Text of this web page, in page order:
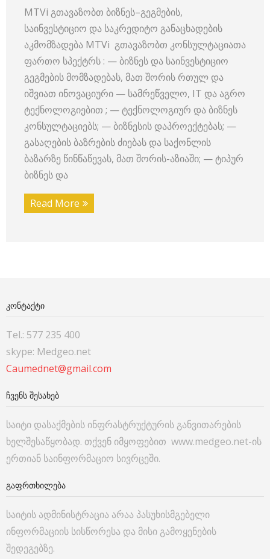
MTVi გთავაზობთ ბიზნეს–გეგმების,
საინვესტიციო და საკრედიტო განაცხადების
აკმომზადება MTVi გთავაზობთ კონსულტაციათა
ფართო სპექტრს : — ბიზნეს და საინვესტიციო
გეგმების მომზადებას, მათ შორის რთულ და
იშვიათ ინოვაციური — სამრეწველო, IT და აგრო
ტექნოლოგიებით ; — ტექნოლოგიურ და ბიზნეს
კონსულტაციებს; — ბიზნესის დაპროექტებას; —
გასაღების ბაზრების ძიებას და საქონლის
ბაზარზე წინწაწევას, მათ შორის-აზიაში; — ტიპურ
ბიზნეს და
Read More
ᲙᲝᲜᲢᲐᲥᲢᲘ
Tel.: 577 235 400
skype: Medgeo.net
Caumednet@gmail.com
ᲩᲕᲔᲜᲡ ᲨᲔᲡᲐᲮᲔᲑ
საიტი დასაქმების ინფრასტრუქტურის განვითარების
ხელშესაწყობად. თქვენ იმყოფებით www.medgeo.net-ის
ერთიან საინფორმაციო სივრცეში.
ᲒᲐᲤᲠᲗᲮᲘᲚᲔᲑᲐ
საიტის ადმინისტრაცია არაა პასუხისმგებელი
ინფორმაციის სისწორესა და მისი გამოყენების
შედეგებზე.